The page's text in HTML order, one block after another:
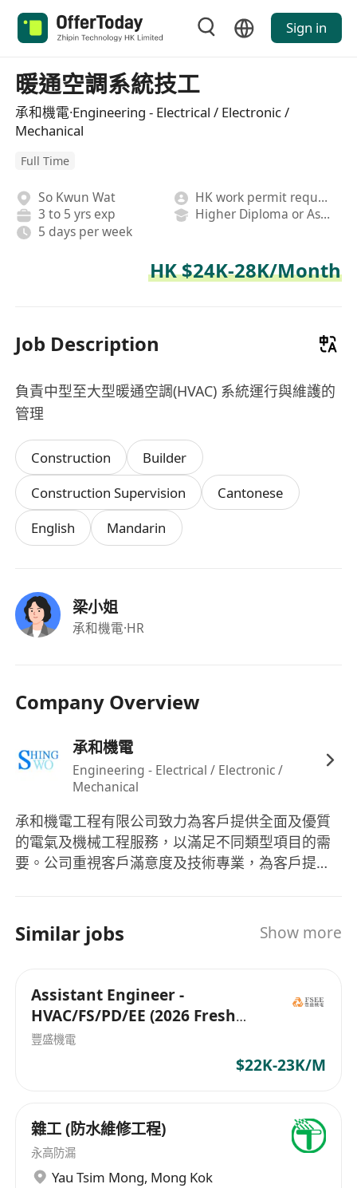
Sign in
暖通空調系統技工
承和機電·Engineering - Electrical / Electronic /
Mechanical
Full Time
So Kwun Wat
HK work permit required
3 to 5 yrs exp
Higher Diploma or Associate Degree
5 days per week
HK $24K-28K/Month
Job Description
負責中型至大型暖通空調(HVAC) 系統運行與維護的
管理
Construction
Builder
Construction Supervision
Cantonese
English
Mandarin
梁小姐
承和機電·HR
Company Overview
承和機電
Engineering - Electrical / Electronic /
Mechanical
承和機電工程有限公司致力為客戶提供全面及優質
的電氣及機械工程服務，以滿足不同類型項目的需
要。公司重視客戶滿意度及技術專業，為客戶提供
實戰經驗及註冊資格的電工及機械技術人員組成，
精於電氣及機械裝置的安裝、操作及保養維修工
案，提升系統效能及節能表現。 承和非常重視工程
質量、安全及合規性，嚴格遵從機電工程署及相關
法例及行業標準，確保提供安全可靠的服務。公司
致力與客戶建立長遠合作關係，以穩定的工程表現
及專業服務，達致並超越合約及服務要求。
Similar jobs Show more
Assistant Engineer -
HVAC/FS/PD/EE (2026 Fresh
Grad)
豐盛機電
$22K-23K/M
雜工 (防水維修工程)
永高防漏
Yau Tsim Mong, Mong Kok